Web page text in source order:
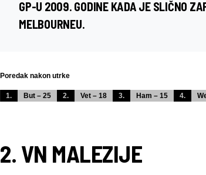
GP-U 2009. GODINE KADA JE SLIČNO
MELBOURNEU.
Poredak nakon utrke
1. But – 25 2. Vet – 18 3. Ham – 15 4.
2. VN MALEZIJE